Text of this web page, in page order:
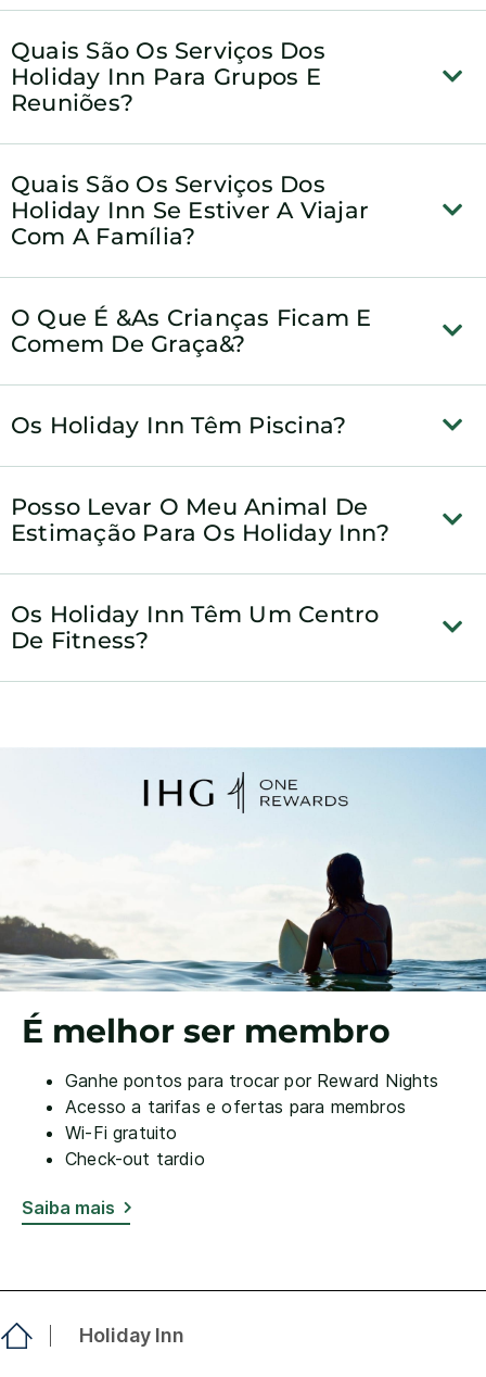
Quais São Os Serviços Dos
Holiday Inn Para Grupos E
Reuniões?
Quais São Os Serviços Dos
Holiday Inn Se Estiver A Viajar
Com A Família?
O Que É &As Crianças Ficam E
Comem De Graça&?
Os Holiday Inn Têm Piscina?
Posso Levar O Meu Animal De
Estimação Para Os Holiday Inn?
Os Holiday Inn Têm Um Centro
De Fitness?
É melhor ser membro
Ganhe pontos para trocar por Reward Nights
Acesso a tarifas e ofertas para membros
Wi-Fi gratuito
Check-out tardio
Saiba mais
Holiday Inn